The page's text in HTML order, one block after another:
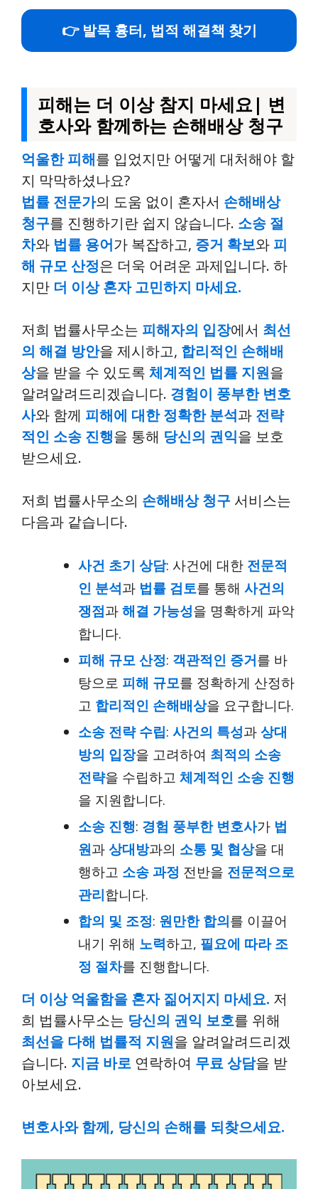
👉 발목 흉터, 법적 해결책 찾기
피해는 더 이상 참지 마세요| 변
호사와 함께하는 손해배상 청구
억울한 피해를 입었지만 어떻게 대처해야 할
지 막막하셨나요?
법률 전문가의 도움 없이 혼자서 손해배상
청구를 진행하기란 쉽지 않습니다. 소송 절
차와 법률 용어가 복잡하고, 증거 확보와 피
해 규모 산정은 더욱 어려운 과제입니다. 하
지만 더 이상 혼자 고민하지 마세요.
저희 법률사무소는 피해자의 입장에서 최선
의 해결 방안을 제시하고, 합리적인 손해배
상을 받을 수 있도록 체계적인 법률 지원을
알려알려드리겠습니다. 경험이 풍부한 변호
사와 함께 피해에 대한 정확한 분석과 전략
적인 소송 진행을 통해 당신의 권익을 보호
받으세요.
저희 법률사무소의 손해배상 청구 서비스는
다음과 같습니다.
사건 초기 상담: 사건에 대한 전문적
인 분석과 법률 검토를 통해 사건의
쟁점과해결 가능성을 명확하게 파악
합니다.
피해 규모 산정: 객관적인 증거를 바
탕으로 피해 규모를 정확하게 산정하
고 합리적인 손해배상을 요구합니다.
소송 전략 수립: 사건의 특성과상대
방의 입장을 고려하여 최적의 소송
전략을 수립하고 체계적인 소송 진행
을 지원합니다.
소송 진행: 경험 풍부한 변호사가 법
원과상대방과의 소통 및 협상을 대
행하고 소송 과정 전반을 전문적으로
관리합니다.
합의 및 조정: 원만한 합의를 이끌어
내기 위해 노력하고, 필요에 따라 조
정 절차를 진행합니다.
더 이상 억울함을 혼자 짊어지지 마세요. 저
희 법률사무소는 당신의 권익 보호를 위해
최선을 다해 법률적 지원을 알려알려드리겠
습니다. 지금 바로 연락하여 무료 상담을 받
아보세요.
변호사와 함께, 당신의 손해를 되찾으세요.